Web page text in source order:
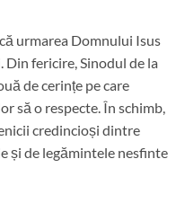
urmarea Domnului Isus
fericire, Sinodul de la
de cerințe pe care
să o respecte. În schimb,
credincioși dintre
și de legămintele nesfinte